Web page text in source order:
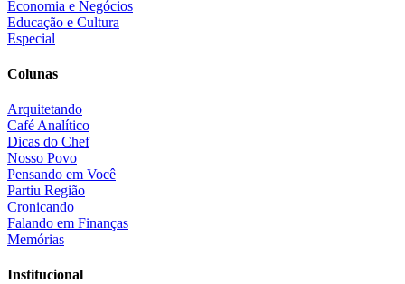
Economia e Negócios
Educação e Cultura
Especial
Colunas
Arquitetando
Café Analítico
Dicas do Chef
Nosso Povo
Pensando em Você
Partiu Região
Cronicando
Falando em Finanças
Memórias
Institucional